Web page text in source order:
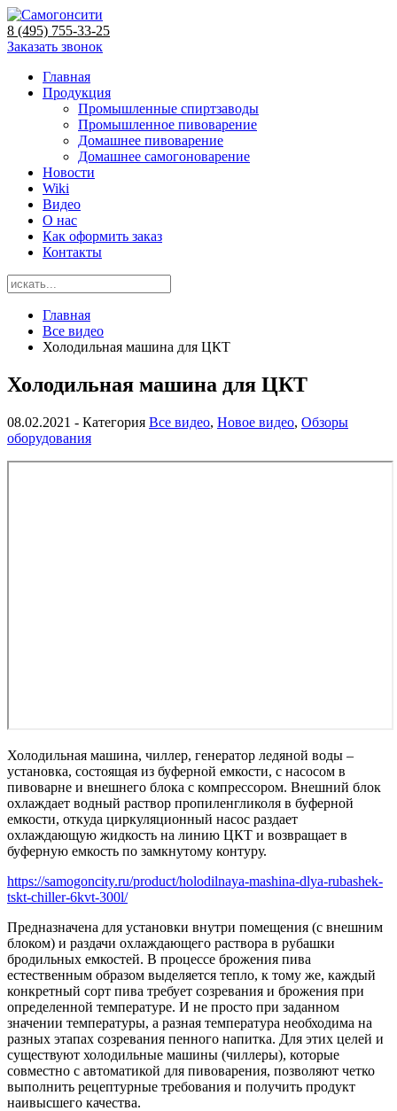
8 (495) 755-33-25
Заказать звонок
Главная
Продукция
Промышленные спиртзаводы
Промышленное пивоварение
Домашнее пивоварение
Домашнее самогоноварение
Новости
Wiki
Видео
О нас
Как оформить заказ
Контакты
Главная
Все видео
Холодильная машина для ЦКТ
Холодильная машина для ЦКТ
08.02.2021 - Категория Все видео, Новое видео, Обзоры
оборудования
Холодильная машина, чиллер, генератор ледяной воды –
установка, состоящая из буферной емкости, с насосом в
пивоварне и внешнего блока с компрессором. Внешний блок
охлаждает водный раствор пропиленгликоля в буферной
емкости, откуда циркуляционный насос раздает
охлаждающую жидкость на линию ЦКТ и возвращает в
буферную емкость по замкнутому контуру.
https://samogoncity.ru/product/holodilnaya-mashina-dlya-rubashek-
tskt-chiller-6kvt-300l/
Предназначена для установки внутри помещения (с внешним
блоком) и раздачи охлаждающего раствора в рубашки
бродильных емкостей. В процессе брожения пива
естественным образом выделяется тепло, к тому же, каждый
конкретный сорт пива требует созревания и брожения при
определенной температуре. И не просто при заданном
значении температуры, а разная температура необходима на
разных этапах созревания пенного напитка. Для этих целей и
существуют холодильные машины (чиллеры), которые
совместно с автоматикой для пивоварения, позволяют четко
выполнить рецептурные требования и получить продукт
наивысшего качества.